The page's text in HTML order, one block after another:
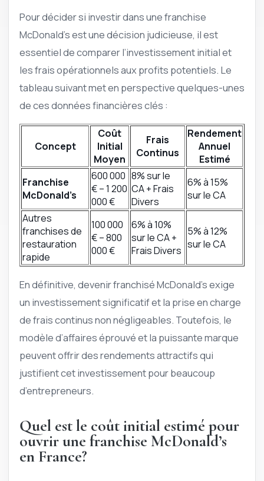
Pour décider si investir dans une franchise
McDonald’s est une décision judicieuse, il est
essentiel de comparer l’investissement initial et
les frais opérationnels aux profits potentiels. Le
tableau suivant met en perspective quelques-unes
de ces données financières clés :
Concept
Coût
Initial
Moyen
Frais
Continus
Rendement
Annuel
Estimé
Franchise
McDonald’s
600 000
€ – 1 200
000 €
8% sur le
CA + Frais
Divers
6% à 15%
sur le CA
Autres
franchises de
restauration
rapide
100 000
€ – 800
000 €
6% à 10%
sur le CA +
Frais Divers
5% à 12%
sur le CA
En définitive, devenir franchisé McDonald’s exige
un investissement significatif et la prise en charge
de frais continus non négligeables. Toutefois, le
modèle d’affaires éprouvé et la puissante marque
peuvent offrir des rendements attractifs qui
justifient cet investissement pour beaucoup
d’entrepreneurs.
Quel est le coût initial estimé pour
ouvrir une franchise McDonald’s
en France?